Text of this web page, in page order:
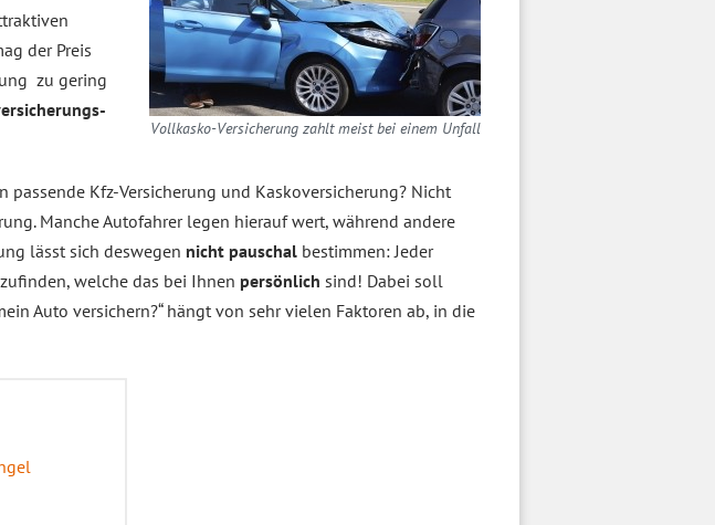
Vollkasko-Versicherung zahlt meist bei einem Unfall
der Preis
zu gering
Kfz-Versicherung und Kaskoversicherung? Nicht
Manche Autofahrer legen hierauf wert, während andere
lässt sich deswegen nicht pauschal bestimmen: Jeder
welche das bei Ihnen persönlich sind! Dabei soll
Auto versichern?“ hängt von sehr vielen Faktoren ab, in die